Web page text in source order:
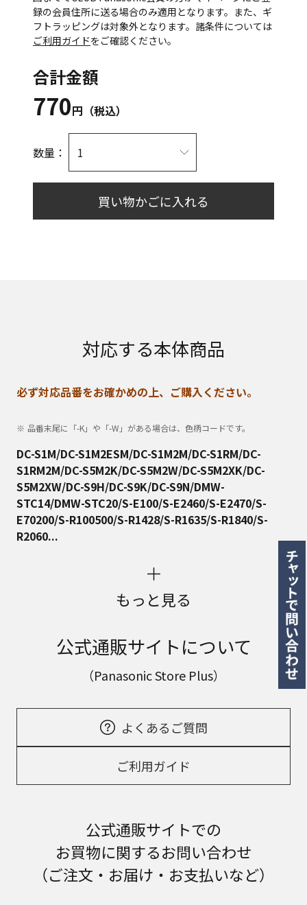
録の会員住所に送る場合のみ適用となります。また、ギ
フトラッピングは対象外となります。諸条件については
ご利用ガイドをご確認ください。
合計金額
770円（税込）
数量：
買い物かごに入れる
対応する本体商品
必ず対応品番をお確かめの上、ご購入ください。
品番末尾に「-K」や「-W」がある場合は、色柄コードです。
DC-S1M/DC-S1M2ESM/DC-S1M2M/DC-S1RM/DC-
S1RM2M/DC-S5M2K/DC-S5M2W/DC-S5M2XK/DC-
S5M2XW/DC-S9H/DC-S9K/DC-S9N/DMW-
STC14/DMW-STC20/S-E100/S-E2460/S-E2470/S-
E70200/S-R100500/S-R1428/S-R1635/S-R1840/S-
R2060...
もっと見る
公式通販サイトについて
（Panasonic Store Plus）
よくあるご質問
ご利用ガイド
公式通販サイトでの
お買物に関するお問い合わせ
（ご注文・お届け・お支払いなど）